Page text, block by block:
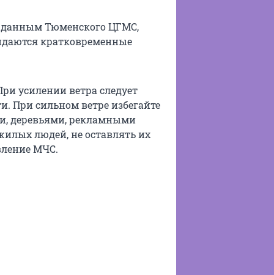
данным Тюменского ЦГМС,
кратковременные
усилении ветра следует
При сильном ветре избегайте
деревьями, рекламными
людей, не оставлять их
МЧС.